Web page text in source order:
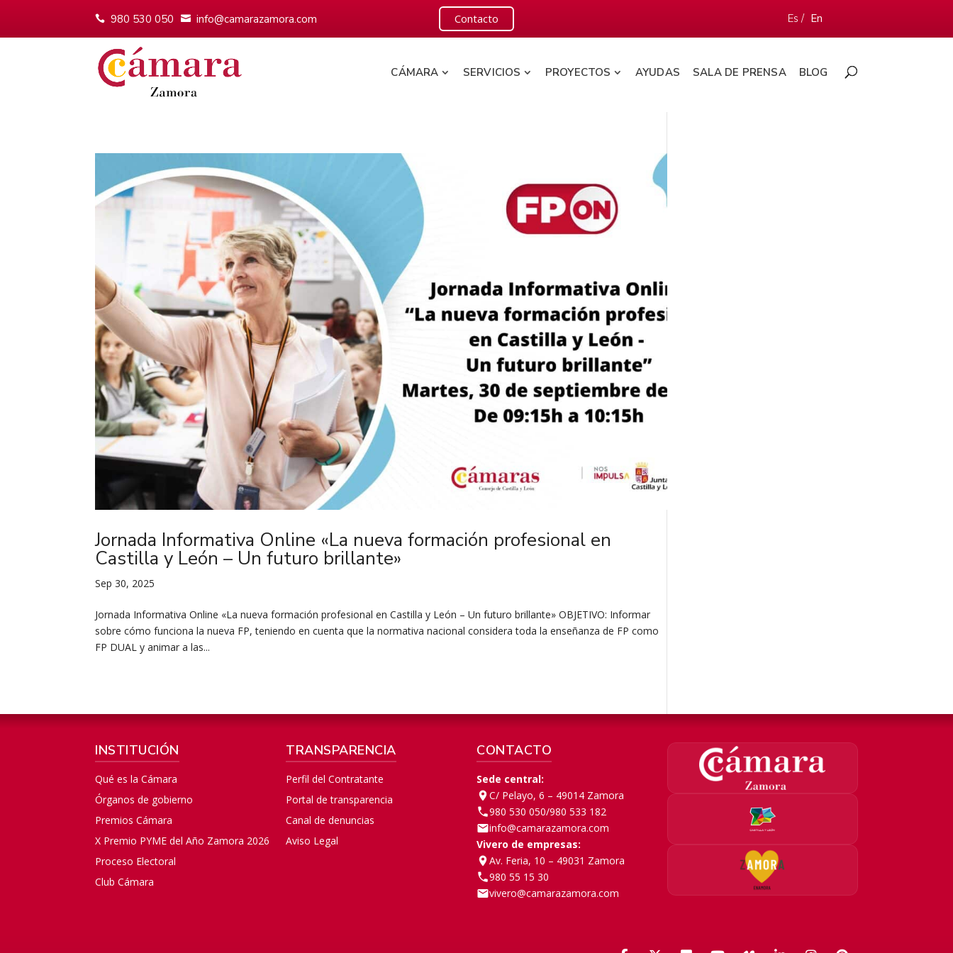
980 530 050 info@camarazamora.com Contacto Es / En
CÁMARA SERVICIOS PROYECTOS AYUDAS SALA DE PRENSA BLOG
Jornada Informativa Online «La nueva formación profesional en
Castilla y León – Un futuro brillante»
Sep 30, 2025
Jornada Informativa Online «La nueva formación profesional en Castilla y León – Un futuro brillante» OBJETIVO: Informar
sobre cómo funciona la nueva FP, teniendo en cuenta que la normativa nacional considera toda la enseñanza de FP como
FP DUAL y animar a las...
INSTITUCIÓN
Qué es la Cámara
Órganos de gobierno
Premios Cámara
X Premio PYME del Año Zamora 2026
Proceso Electoral
Club Cámara
TRANSPARENCIA
Perfil del Contratante
Portal de transparencia
Canal de denuncias
Aviso Legal
CONTACTO
Sede central:
C/ Pelayo, 6 – 49014 Zamora
980 530 050/980 533 182
info@camarazamora.com
Vivero de empresas:
Av. Feria, 10 – 49031 Zamora
980 55 15 30
vivero@camarazamora.com